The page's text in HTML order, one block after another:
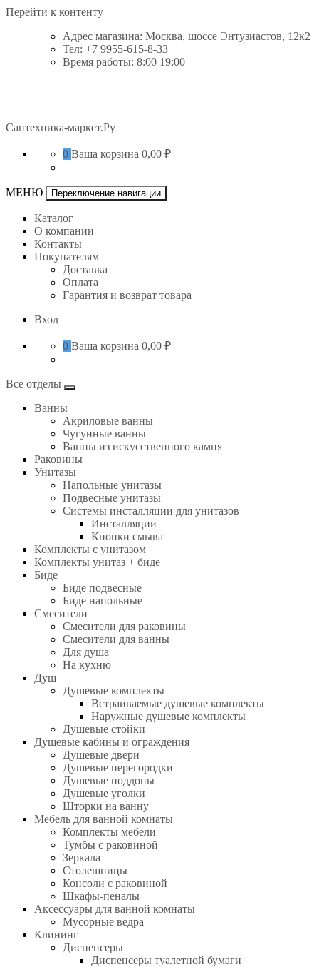
Перейти к контенту
Адрес магазина: Москва, шоссе Энтузиастов, 12к2
Тел: +7 9955-615-8-33
Время работы: 8:00 19:00
Сантехника-маркет.Ру
0 Ваша корзина 0,00 ₽
МЕНЮ Переключение навигации
Каталог
О компании
Контакты
Покупателям
Доставка
Оплата
Гарантия и возврат товара
Вход
0 Ваша корзина 0,00 ₽
Все отделы
Ванны
Акриловые ванны
Чугунные ванны
Ванны из искусственного камня
Раковины
Унитазы
Напольные унитазы
Подвесные унитазы
Системы инсталляции для унитазов
Инсталляции
Кнопки смыва
Комплекты с унитазом
Комплекты унитаз + биде
Биде
Биде подвесные
Биде напольные
Смесители
Смесители для раковины
Смесители для ванны
Для душа
На кухню
Душ
Душевые комплекты
Встраиваемые душевые комплекты
Наружные душевые комплекты
Душевые стойки
Душевые кабины и ограждения
Душевые двери
Душевые перегородки
Душевые поддоны
Душевые уголки
Шторки на ванну
Мебель для ванной комнаты
Комплекты мебели
Тумбы с раковиной
Зеркала
Столешницы
Консоли с раковиной
Шкафы-пеналы
Аксессуары для ванной комнаты
Мусорные ведра
Клининг
Диспенсеры
Диспенсеры туалетной бумаги